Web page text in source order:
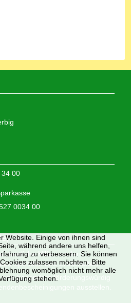
00
0034 00
staatliche Hilfe, sondern
Spenden und Erbschaften.
besonders förderungswürdig
ausstellen.
Website. Einige von ihnen sind
während andere uns helfen,
zu verbessern. Sie können
zulassen möchten. Bitte
womöglich nicht mehr alle
stehen.